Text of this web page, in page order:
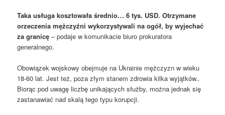
Taka usługa kosztowała średnio… 6 tys. USD. Otrzymane
orzeczenia mężczyźni wykorzystywali na ogół, by wyjechać
za granicę– podaje w komunikacie biuro prokuratora
generalnego.
Obowiązek wojskowy obejmuje na Ukrainie mężczyzn w wieku
18-60 lat. Jest też, poza złym stanem zdrowia kilka wyjątków..
Biorąc pod uwagę liczbę unikających służby, można jednak się
zastanawiać nad skalą tego typu korupcji.